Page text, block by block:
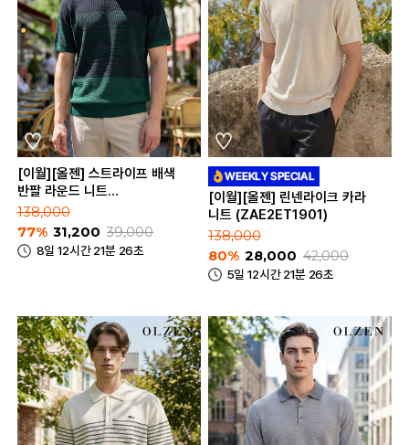
[이월][올젠] 스트라이프 배색
반팔 라운드 니트
(ZOE2ER1346)
138,000
77% 31,200 39,000
8일 12시간 21분 26초
[이월][올젠] 린넨라이크 카라
니트 (ZAE2ET1901)
138,000
80% 28,000 42,000
5일 12시간 21분 26초